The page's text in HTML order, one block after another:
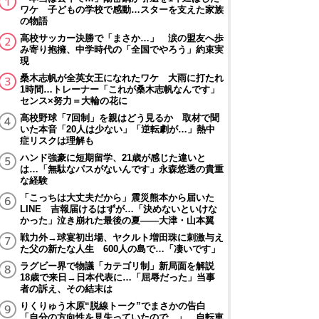
ワケ 子どもの学校で感動…スターを支えた家族
の物語
高校サッカー決勝で「まさか…」 涙の盟友へ歩
み寄り抱擁、中学時代の「全国でやろう」約束実
現
桑木志帆が全英女王になれたワケ 大雨に打たれ
1時間…トレーナー「これが桑木志帆なんです」
センス×努力＝大輪の花に
高校野球「7回制」を親はどう見るか 取材で聞
いた本音「20人は少ない」「逆転劇が…」熱中
症リスクは理解も
ハンド強豪に短期留学、21歳が感じた違いと
は…「無駄なパスがないんです」永森悠透の貴重
な経験
「こっちは大丈夫だから」震災熊本から届いた
LINE 吉報届けるはずが…「決めないといけな
かった」泣き崩れた最後の夏――大津・山本翼
戦力外→球宴初出場、ヤクルト増田珠に刺激与え
た父の新たな人生 600人の島で…「凄いです」
ラグビー界で物議「カテゴリ制」新局面を解説
18歳で来日→日本代表に…「屈辱だった」当事
者の訴え、その結末は
りくりゅう木原“脱線トーク”でまさかの告白